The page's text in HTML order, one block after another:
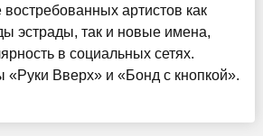
артистов как
эстрады, так и новые имена,
в социальных сетях.
«Руки Вверх» и «Бонд с кнопкой».